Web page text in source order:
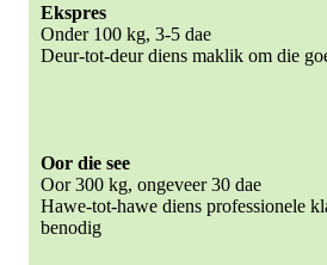
Ekspres
Onder 100 kg, 3-5 dae
Deur-tot-deur diens maklik om die
Oor die see
Oor 300 kg, ongeveer 30 dae
Hawe-tot-hawe diens professionele
benodig